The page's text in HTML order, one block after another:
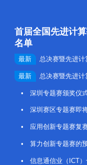
首届全国先进计
名单
最新 总决赛暨先进
最新 总决赛暨先进
• 深圳专题赛颁奖仪
• 深圳赛区专题赛即
• 应用创新专题赛复
• 算力创新专题赛的
• 信息通信业（ICT）